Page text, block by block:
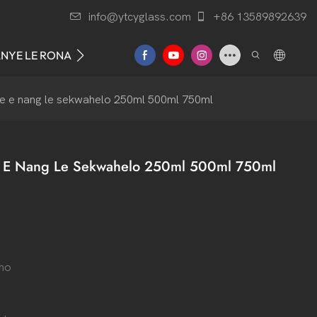
info@ytcyglass.com +86 13589892639
LE RONA
e nang le sekwahelo 250ml 500ml 750ml
Nang Le Sekwahelo 250ml 500ml 750ml